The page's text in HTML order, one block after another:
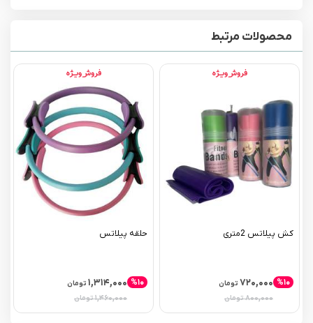
محصولات مرتبط
کش پیلاتس 2متری
۷۲۰,۰۰۰ تومان
۸۰۰,۰۰۰تومان
%۱۰
حلقه پیلاتس
۱,۳۱۴,۰۰۰ تومان
۱,۴۶۰,۰۰۰تومان
%۱۰